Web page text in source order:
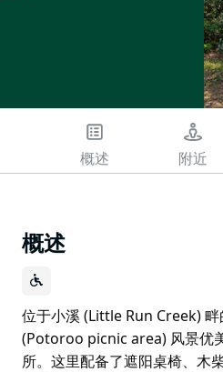
概述 附近
概述
位于小溪 (Little Run Creek)
(Potoroo picnic area) 风景优
所。这里配备了遮阳桌椅、木